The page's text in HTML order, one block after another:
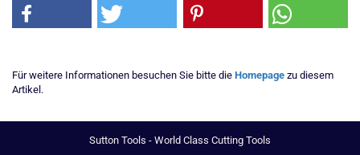
Für weitere Informationen besuchen Sie bitte die Homepage zu diesem
Artikel.
Sutton Tools - World Class Cutting Tools